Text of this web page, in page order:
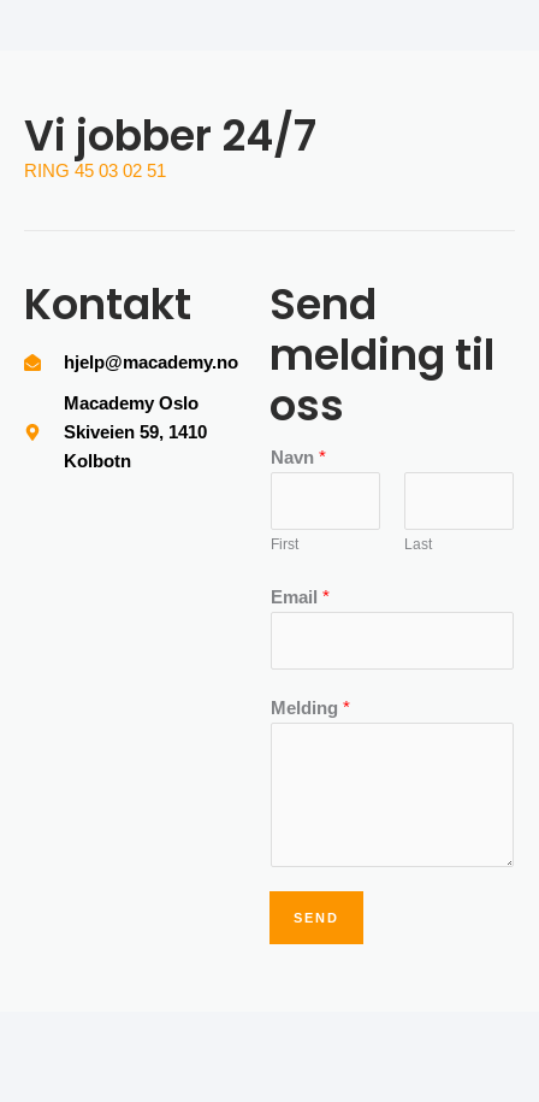
Vi jobber 24/7
RING 45 03 02 51
Kontakt
hjelp@macademy.no
Macademy Oslo
Skiveien 59, 1410
Kolbotn
Send
melding til
oss
Navn *
First Last
Email *
Melding *
SEND